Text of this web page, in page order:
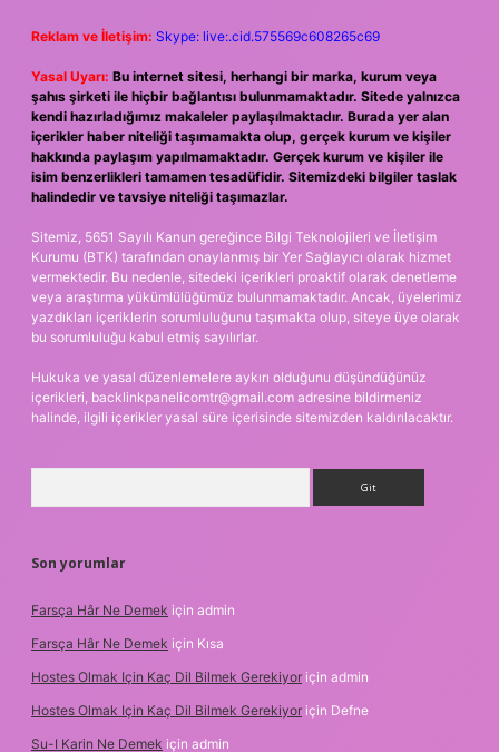
Reklam ve İletişim: Skype: live:.cid.575569c608265c69
Yasal Uyarı: Bu internet sitesi, herhangi bir marka, kurum veya
şahıs şirketi ile hiçbir bağlantısı bulunmamaktadır. Sitede yalnızca
kendi hazırladığımız makaleler paylaşılmaktadır. Burada yer alan
içerikler haber niteliği taşımamakta olup, gerçek kurum ve kişiler
hakkında paylaşım yapılmamaktadır. Gerçek kurum ve kişiler ile
isim benzerlikleri tamamen tesadüfidir. Sitemizdeki bilgiler taslak
halindedir ve tavsiye niteliği taşımazlar.
Sitemiz, 5651 Sayılı Kanun gereğince Bilgi Teknolojileri ve İletişim
Kurumu (BTK) tarafından onaylanmış bir Yer Sağlayıcı olarak hizmet
vermektedir. Bu nedenle, sitedeki içerikleri proaktif olarak denetleme
veya araştırma yükümlülüğümüz bulunmamaktadır. Ancak, üyelerimiz
yazdıkları içeriklerin sorumluluğunu taşımakta olup, siteye üye olarak
bu sorumluluğu kabul etmiş sayılırlar.
Hukuka ve yasal düzenlemelere aykırı olduğunu düşündüğünüz
içerikleri, backlinkpanelicomtr@gmail.com adresine bildirmeniz
halinde, ilgili içerikler yasal süre içerisinde sitemizden kaldırılacaktır.
Son yorumlar
Farsça Hâr Ne Demek için admin
Farsça Hâr Ne Demek için Kısa
Hostes Olmak Için Kaç Dil Bilmek Gerekiyor için admin
Hostes Olmak Için Kaç Dil Bilmek Gerekiyor için Defne
Su-I Karin Ne Demek için admin